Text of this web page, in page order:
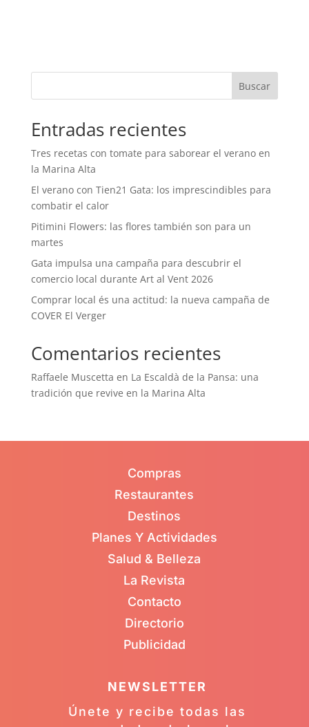
Buscar
Entradas recientes
Tres recetas con tomate para saborear el verano en
la Marina Alta
El verano con Tien21 Gata: los imprescindibles para
combatir el calor
Pitimini Flowers: las flores también son para un
martes
Gata impulsa una campaña para descubrir el
comercio local durante Art al Vent 2026
Comprar local és una actitud: la nueva campaña de
COVER El Verger
Comentarios recientes
Raffaele Muscetta en La Escaldà de la Pansa: una
tradición que revive en la Marina Alta
Compras
Restaurantes
Destinos
Planes Y Actividades
Salud & Belleza
La Revista
Contacto
Directorio
Publicidad
NEWSLETTER
Únete y recibe todas las